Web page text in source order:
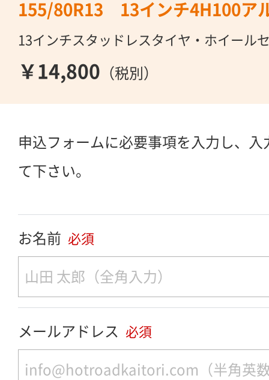
155/80R13 13インチ4H100ア
13インチスタッドレスタイヤ・ホイール
￥14,800 （税別）
申込フォームに必要事項を入力し、
て下さい。
お名前 必須
メールアドレス 必須